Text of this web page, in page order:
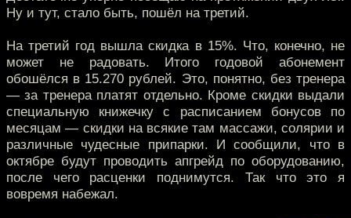
Ну и тут, стало быть, пошёл на третий.
На третий год вышла скидка в 15%. Что, конечно, не
может не радовать. Итого годовой абонемент
обошёлся в 15.270 рублей. Это, понятно, без тренера
— за тренера платят отдельно. Кроме скидки выдали
специальную книжечку с расписанием бонусов по
месяцам — скидки на всякие там массажи, солярии и
различные чудесные припарки. И сообщили, что в
октябре будут проводить апгрейд по оборудованию,
после чего расценки поднимутся. Так что это я
вовремя набежал.